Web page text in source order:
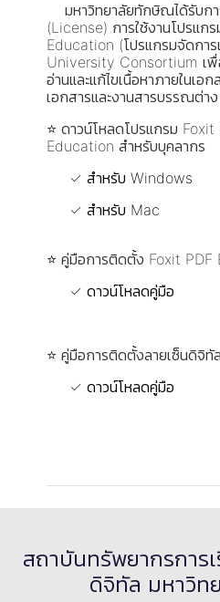
มหาวิทยาลัยทักษิณได้รับก
(License) การใช้งานโปรแก
Education (โปรแกรมจัดกา
University Consortium เพื่
อ่านและแก้ไขเนื้อหาภายในเอ
เอกสารและงานสารบรรณต่า
⭐ ดาวน์โหลดโปรแกรม
Education สำหรับบุคลากร
✓ สำหรับ Windows
✓ สำหรับ Mac
⭐ คู่มือการติดตั้ง Foxit
✓ ดาวน์โหลดคู่มือ
⭐ คู่มือการติดตั้งลายเซ็นดิจิทัล
✓ ดาวน์โหลดคู่มือ
สถาบันทรัพยากรการเ
ดิจิทัล มหาวิ